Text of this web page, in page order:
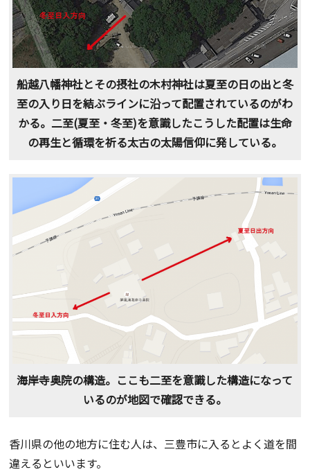
船越八幡神社とその摂社の木村神社は夏至の日の出と冬
至の入り日を結ぶラインに沿って配置されているのがわ
かる。二至(夏至・冬至)を意識したこうした配置は生命
の再生と循環を祈る太古の太陽信仰に発している。
海岸寺奥院の構造。ここも二至を意識した構造になって
いるのが地図で確認できる。
香川県の他の地方に住む人は、三豊市に入るとよく道を間
違えるといいます。